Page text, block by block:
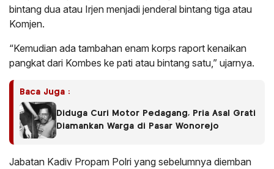
bintang dua atau Irjen menjadi jenderal bintang tiga atau
Komjen.
“Kemudian ada tambahan enam korps raport kenaikan
pangkat dari Kombes ke pati atau bintang satu,” ujarnya.
Baca Juga :
Diduga Curi Motor Pedagang, Pria Asal Grati
Diamankan Warga di Pasar Wonorejo
Jabatan Kadiv Propam Polri yang sebelumnya diemban